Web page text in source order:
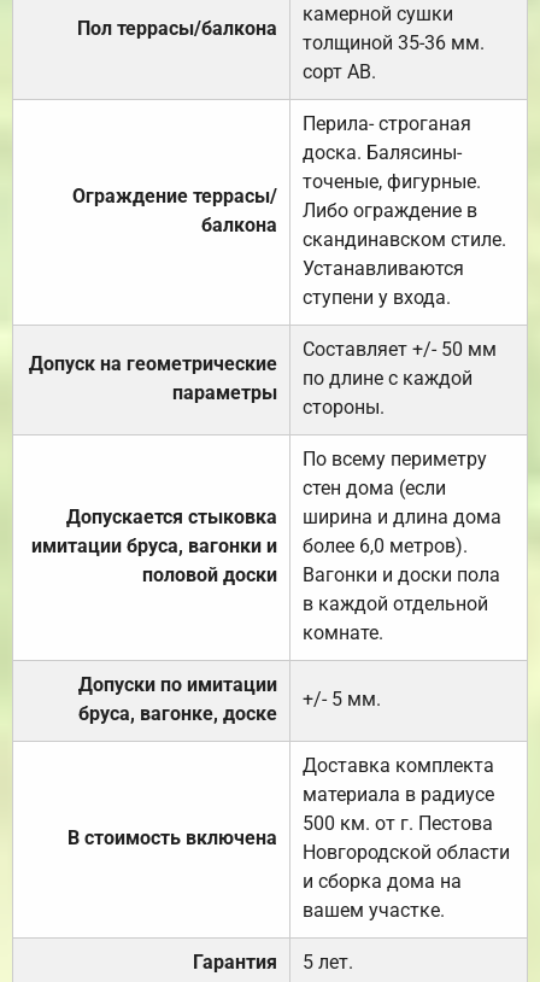
Пол террасы/балкона
камерной сушки
толщиной 35-36 мм.
сорт АВ.
Ограждение террасы/
балкона
Перила- строганая
доска. Балясины-
точеные, фигурные.
Либо ограждение в
скандинавском стиле.
Устанавливаются
ступени у входа.
Допуск на геометрические
параметры
Составляет +/- 50 мм
по длине с каждой
стороны.
Допускается стыковка
имитации бруса, вагонки и
половой доски
По всему периметру
стен дома (если
ширина и длина дома
более 6,0 метров).
Вагонки и доски пола
в каждой отдельной
комнате.
Допуски по имитации
бруса, вагонке, доске
+/- 5 мм.
В стоимость включена
Доставка комплекта
материала в радиусе
500 км. от г. Пестова
Новгородской области
и сборка дома на
вашем участке.
Гарантия 5 лет.